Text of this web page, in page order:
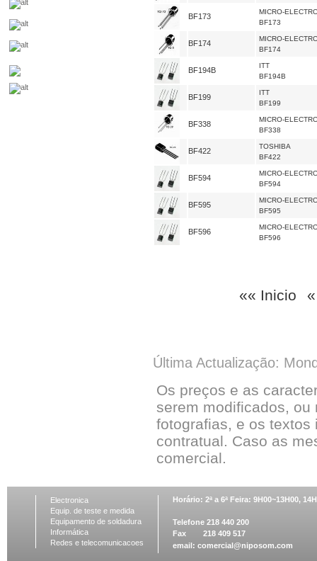
BF173
MICRO-
BF173
BF174
MICRO-
BF174
BF194B
ITT
BF194B
BF199
ITT
BF199
BF338
MICRO-
BF338
BF422
TOSHIBA
BF422
BF594
MICRO-
BF594
BF595
MICRO-
BF595
BF596
MICRO-
BF596
«« Inicio
Última Actualização:
Os preços e as
serem modificados, ou
fotografias, e os
contratual. Caso as
comercial.
Electronica
Equip. de teste e medida
Equipamento de soldadura
Informática
Redes e telecomunicacoes
Horário: 2ª a 6ª Feira: 9H00~13H00,
Telefone 218 440 200
Fax 218 409 517
email: comercial@niposom.com